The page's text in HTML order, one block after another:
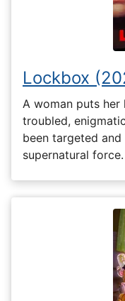
Lockbox
A woman puts
troubled,
been targeted
supernatural force.